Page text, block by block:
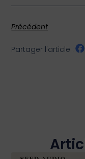
Précédent
Partager l'article :